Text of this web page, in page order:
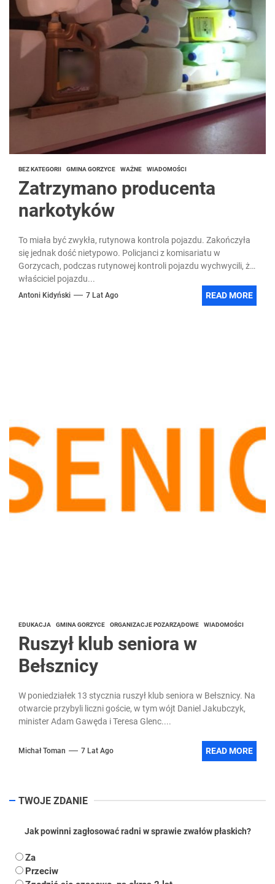
BEZ KATEGORII GMINA GORZYCE WAŻNE WIADOMOŚCI
Zatrzymano producenta
narkotyków
To miała być zwykła, rutynowa kontrola pojazdu. Zakończyła
się jednak dość nietypowo. Policjanci z komisariatu w
Gorzycach, podczas rutynowej kontroli pojazdu wychwycili, że
właściciel pojazdu...
Antoni Kidyński 7 Lat Ago READ MORE
EDUKACJA GMINA GORZYCE ORGANIZACJE POZARZĄDOWE WIADOMOŚCI
Ruszył klub seniora w
Bełsznicy
W poniedziałek 13 stycznia ruszył klub seniora w Bełsznicy. Na
otwarcie przybyli liczni goście, w tym wójt Daniel Jakubczyk,
minister Adam Gawęda i Teresa Glenc....
Michał Toman 7 Lat Ago READ MORE
TWOJE ZDANIE
Jak powinni zagłosować radni w sprawie zwałów płaskich?
Za
Przeciw